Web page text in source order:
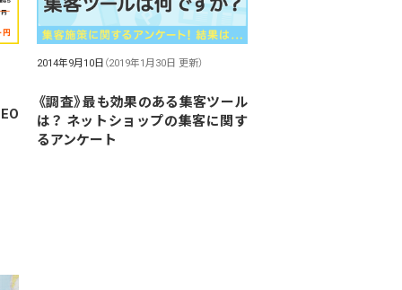
2014年9月10日 （2019年1月30日 更新）
《調査》最も効果のある集客ツール
は？ ネットショップの集客に関す
るアンケート